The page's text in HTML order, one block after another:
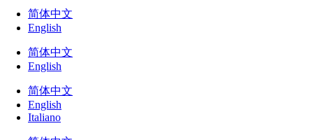
简体中文
English
简体中文
English
简体中文
English
Italiano